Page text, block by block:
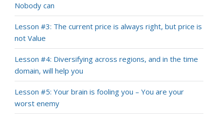
Nobody can
Lesson #3: The current price is always right, but price is
not Value
Lesson #4: Diversifying across regions, and in the time
domain, will help you
Lesson #5: Your brain is fooling you – You are your
worst enemy